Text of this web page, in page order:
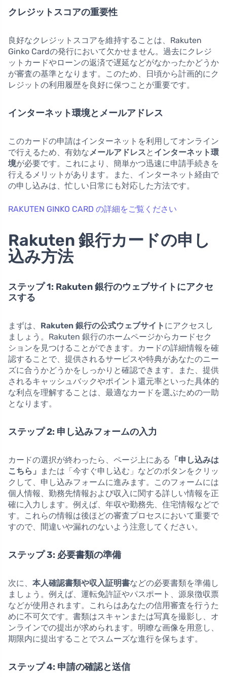
クレジットスコアの重要性
良好なクレジットスコアを維持することは、Rakuten
Ginko Cardの発行において欠かせません。過去にクレジ
ットカードやローンの返済で遅延などがなかったかどうか
が審査の基準となります。このため、日頃から計画的にク
レジットの利用履歴を良好に保つことが重要です。
インターネット環境とメールアドレス
このカードの申請はインターネットを利用してオンライン
で行えるため、有効なメールアドレスと インターネット環
境が必要です。これにより、簡単かつ迅速に申請手続きを
行えるメリットがあります。また、インターネット経由で
の申し込みは、忙しい日常にも対応した方法です。
RAKUTEN GINKO CARD の詳細をご覧ください
Rakuten 銀行カードの申し
込み方法
ステップ 1: Rakuten 銀行のウェブサイトにアクセ
スする
まずは、 Rakuten 銀行の公式ウェブサイト にアクセスし
ましょう。Rakuten 銀行のホームページからカードセク
ションを見つけることができます。カードの詳細情報を確
認することで、提供されるサービスや特典があなたのニー
ズに合うかどうかをしっかりと確認できます。また、提供
されるキャッシュバックやポイント還元率といった具体的
な利点を理解することは、最適なカードを選ぶための一助
となります。
ステップ 2: 申し込みフォームの入力
カードの選択が終わったら、ページ上にある 「申し込みは
こちら」
または「今すぐ申し込む」などのボタンをクリッ
クして、申し込みフォームに進みます。このフォームには
個人情報、勤務先情報および収入に関する詳しい情報を正
確に入力します。例えば、年収や勤務先、住宅情報などで
す。これらの情報は後ほどの審査プロセスにおいて重要で
すので、間違いや漏れのないよう注意してください。
ステップ 3: 必要書類の準備
次に、 本人確認書類や収入証明書などの必要書類を準備し
ましょう。例えば、運転免許証やパスポート、源泉徴収票
などが使用されます。これらはあなたの信用審査を行うた
めに不可欠です。書類はスキャンまたは写真を撮影し、オ
ンラインでの提出が求められます。明瞭な画像を用意し、
期限内に提出することでスムーズな進行を保ちます。
ステップ 4: 申請の確認と送信